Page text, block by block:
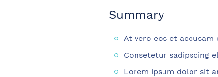
Summary
At vero eos et accusam
Consetetur sadipscing
Lorem ipsum dolor sit